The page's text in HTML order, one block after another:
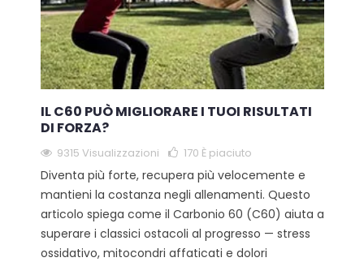
IL C60 PUÒ MIGLIORARE I TUOI RISULTATI
DI FORZA?
9315 Visualizzazioni 170 È piaciuto
Diventa più forte, recupera più velocemente e
mantieni la costanza negli allenamenti. Questo
articolo spiega come il Carbonio 60 (C60) aiuta a
superare i classici ostacoli al progresso — stress
ossidativo, mitocondri affaticati e dolori